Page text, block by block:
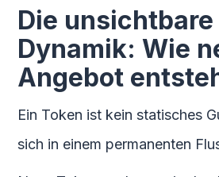
Die unsichtbare
Dynamik: Wie
Angebot
Ein Token ist kein statisches
sich in einem permanenten